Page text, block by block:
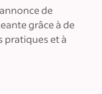
de
grâce à de
pratiques et à